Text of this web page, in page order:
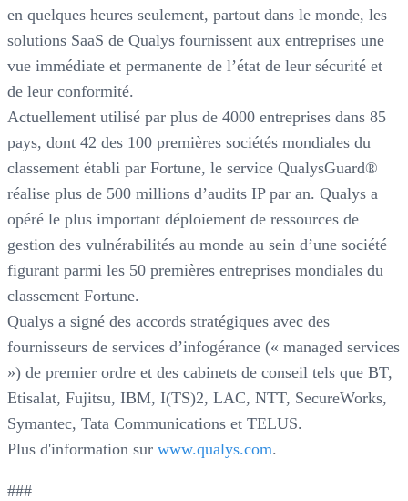
en quelques heures seulement, partout dans le monde, les
solutions SaaS de Qualys fournissent aux entreprises une
vue immédiate et permanente de l’état de leur sécurité et
de leur conformité.
Actuellement utilisé par plus de 4000 entreprises dans 85
pays, dont 42 des 100 premières sociétés mondiales du
classement établi par Fortune, le service QualysGuard®
réalise plus de 500 millions d’audits IP par an. Qualys a
opéré le plus important déploiement de ressources de
gestion des vulnérabilités au monde au sein d’une société
figurant parmi les 50 premières entreprises mondiales du
classement Fortune.
Qualys a signé des accords stratégiques avec des
fournisseurs de services d’infogérance (« managed services
») de premier ordre et des cabinets de conseil tels que BT,
Etisalat, Fujitsu, IBM, I(TS)2, LAC, NTT, SecureWorks,
Symantec, Tata Communications et TELUS.
Plus d'information sur www.qualys.com.
###